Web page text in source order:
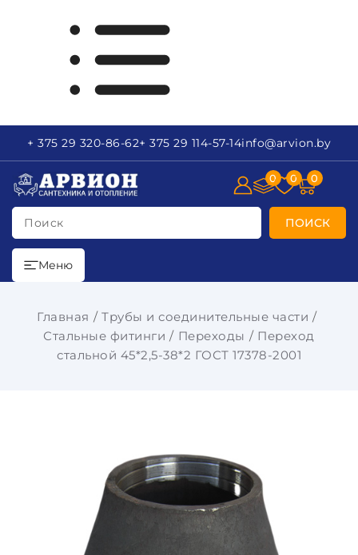
+ 375 29 320-86-62+ 375 29 114-57-14info@arvion.by
Поиск ПОИСК
0 0 0
Меню
Главная
Трубы и соединительные части
Стальные фитинги
Переходы
Переход
стальной 45*2,5-38*2 ГОСТ 17378-2001